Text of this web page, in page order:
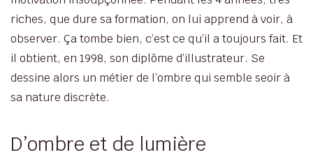
riches, que dure sa formation, on lui apprend à voir, à
observer. Ça tombe bien, c’est ce qu’il a toujours fait. Et
il obtient, en 1998, son diplôme d’illustrateur. Se
dessine alors un métier de l’ombre qui semble seoir à
sa nature discrète.
D’ombre et de lumière